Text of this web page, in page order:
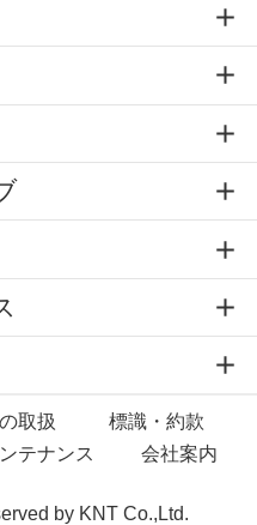
取扱
標識・約款
テナンス 会社案内
by KNT Co.,Ltd.